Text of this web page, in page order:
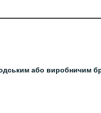
або виробничим